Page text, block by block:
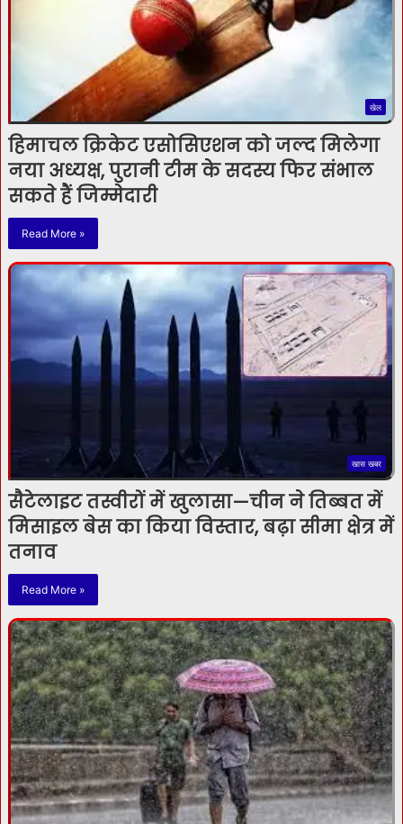
खेल
हिमाचल क्रिकेट एसोसिएशन को जल्द मिलेगा
नया अध्यक्ष, पुरानी टीम के सदस्य फिर संभाल
सकते हैं जिम्मेदारी
Read More »
खास खबर
सैटेलाइट तस्वीरों में खुलासा—चीन ने तिब्बत में
मिसाइल बेस का किया विस्तार, बढ़ा सीमा क्षेत्र में
तनाव
Read More »